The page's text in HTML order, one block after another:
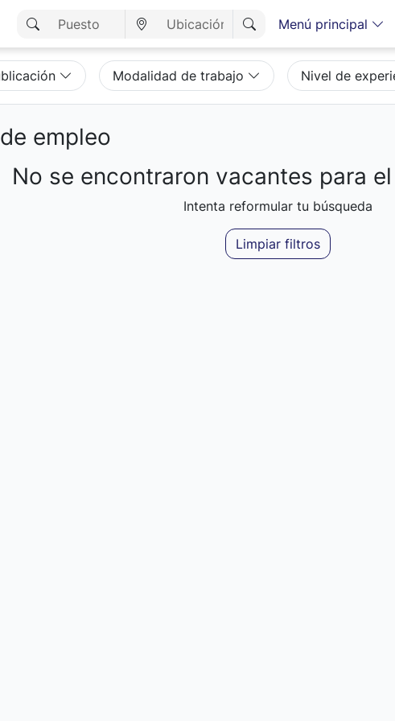
Menú principal
Modalidad de trabajo Nivel de
empleo
No se encontraron vacantes para
Intenta reformular tu búsqueda
Limpiar filtros